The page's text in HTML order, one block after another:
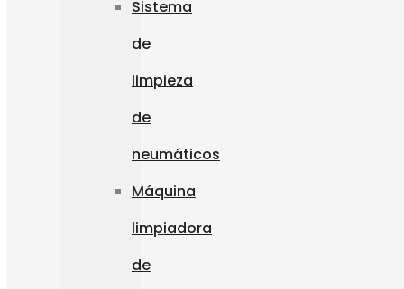
Sistema
de
limpieza
de
neumáticos
Máquina
limpiadora
de